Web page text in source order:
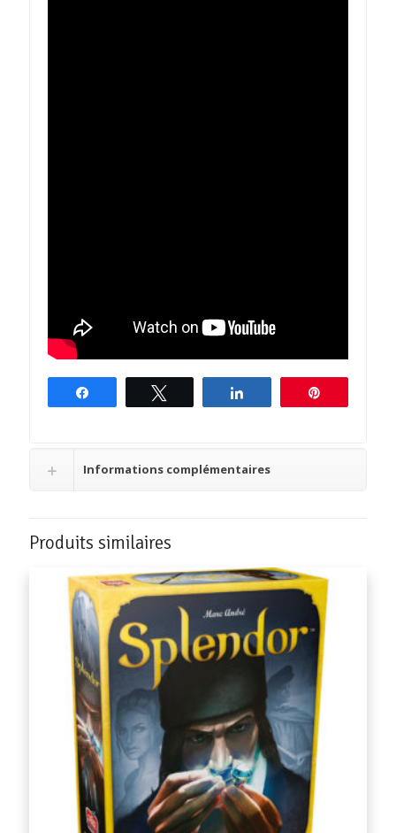
Informations complémentaires
Produits similaires